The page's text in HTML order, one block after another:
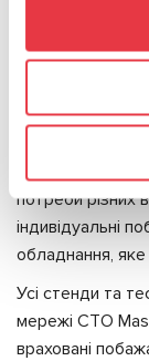
З тестером
міжвиткових
кожну з частин
У цій лінійці
потреби
індивідуальні
обладнання,
Усі стенди та
мережі СТО
враховані